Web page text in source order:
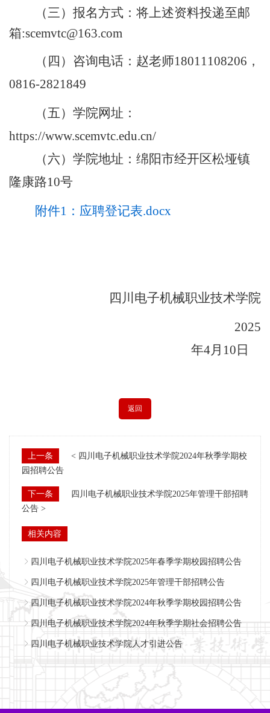
（三） 报名方式： 将上述资料投递至邮
箱:scemvtc@163.com
（四）咨询电话： 赵老师18011108206 ，
0816-2821849
（五） 学院网址：
https://www.scemvtc.edu.cn/
（六） 学院地址：绵阳市经开区松垭镇
隆康路10号
附件1：应聘登记表.docx
四川电子机械职业技术学院
2025
年4月 10 日
返回
上一条
< 四川电子机械职业技术学院2024年秋季学期校
园招聘公告
下一条
四川电子机械职业技术学院2025年管理干部招聘
公告 >
相关内容
四川电子机械职业技术学院2025年春季学期校园招聘公告
四川电子机械职业技术学院2025年管理干部招聘公告
四川电子机械职业技术学院2024年秋季学期校园招聘公告
四川电子机械职业技术学院2024年秋季学期社会招聘公告
四川电子机械职业技术学院人才引进公告